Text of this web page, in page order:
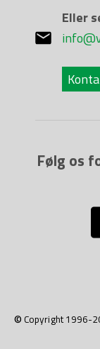
Eller
Følg os
© Copyright 1996-